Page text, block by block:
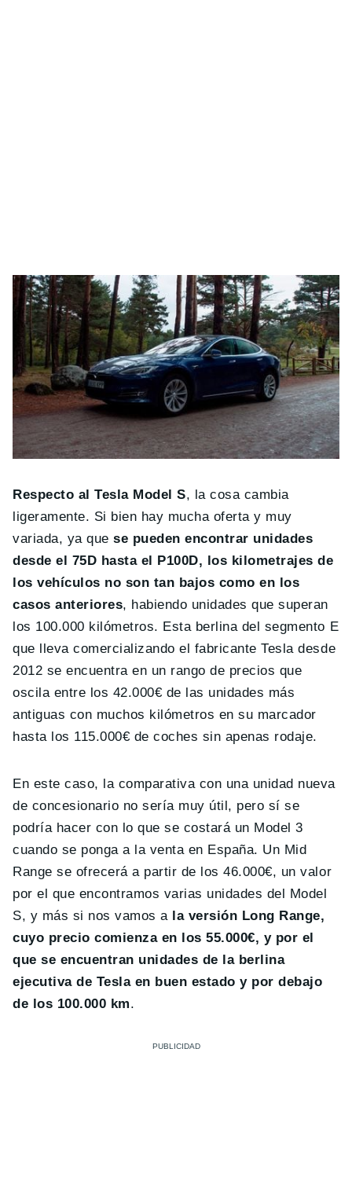
Respecto al Tesla Model S, la cosa cambia
ligeramente. Si bien hay mucha oferta y muy
variada, ya quese pueden encontrar unidades
desde el 75D hasta el P100D, los kilometrajes de
los vehículos no son tan bajos como en los
casos anteriores, habiendo unidades que superan
los 100.000 kilómetros. Esta berlina del segmento E
que lleva comercializando el fabricante Tesla desde
2012 se encuentra en un rango de precios que
oscila entre los 42.000€ de las unidades más
antiguas con muchos kilómetros en su marcador
hasta los 115.000€ de coches sin apenas rodaje.
En este caso, la comparativa con una unidad nueva
de concesionario no sería muy útil, pero sí se
podría hacer con lo que se costará un Model 3
cuando se ponga a la venta en España. Un Mid
Range se ofrecerá a partir de los 46.000€, un valor
por el que encontramos varias unidades del Model
S, y más si nos vamos a la versión Long Range,
cuyo precio comienza en los 55.000€, y por el
que se encuentran unidades de la berlina
ejecutiva de Tesla en buen estado y por debajo
de los 100.000 km.